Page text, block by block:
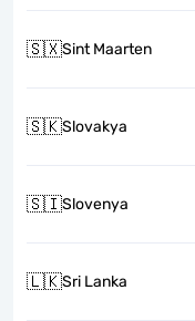
🇸🇽Sint Maarten
🇸🇰Slovakya
🇸🇮Slovenya
🇱🇰Sri Lanka